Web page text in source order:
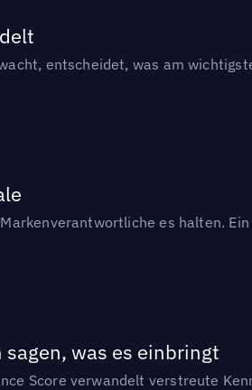
entscheidet, was am
es halten.
was es einbringt
Score verwandelt verstreute